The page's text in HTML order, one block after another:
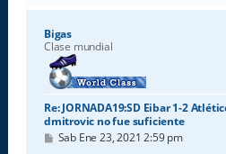
Bigas
Clase mundial
Re: JORNADA19:SD Eibar 1-2
dmitrovic no fue suficiente
M
Sab Ene 23, 2021 2:59 pm